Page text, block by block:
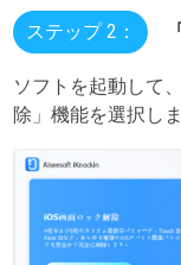
ステップ 2：
ソフトを起動して
除」機能を選択しま